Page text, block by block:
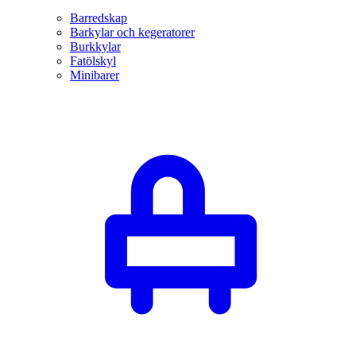
Barredskap
Barkylar och kegeratorer
Burkkylar
Fatölskyl
Minibarer